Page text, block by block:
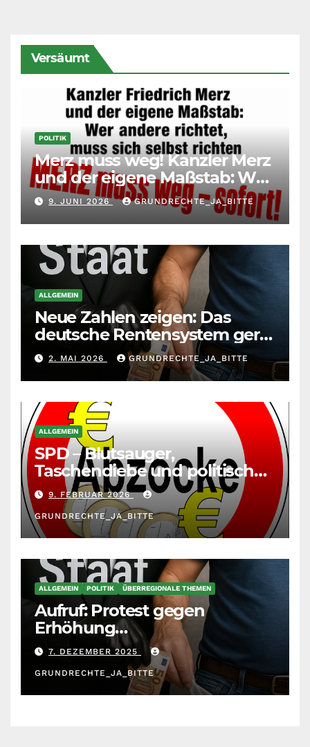
Versäumt
POLITIK
Merz muss weg! Kanzler Merz
und der eigene Maßstab: Wer
andere richtet, muss sich
selbst richten
9. JUNI 2026 GRUNDRECHTE_JA_BITTE
ALLGEMEIN
Neue Zahlen zeigen: Das
deutsche Rentensystem gerät
durch die
Massenzuwanderung
zunehmend unter die Räder.
2. MAI 2026 GRUNDRECHTE_JA_BITTE
ALLGEMEIN
SPD – Blutsauger,
Taschendiebe und politisch
unberechenbar
9. FEBRUAR 2026
GRUNDRECHTE_JA_BITTE
ALLGEMEIN POLITIK ÜBERREGIONALE THEMEN
Aufruf: Protest gegen
Erhöhung
Krankenkassenbeiträge
7. DEZEMBER 2025
GRUNDRECHTE_JA_BITTE